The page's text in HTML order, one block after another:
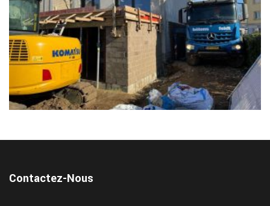
Contactez-Nous